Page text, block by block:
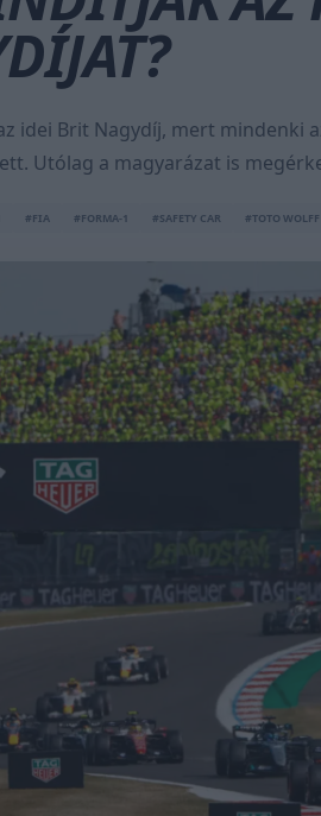
idei Brit Nagydíj, mert mindenki
Utólag a magyarázat is
#FIA #FORMA-1 #SAFETY CAR #TOTO WOLFF